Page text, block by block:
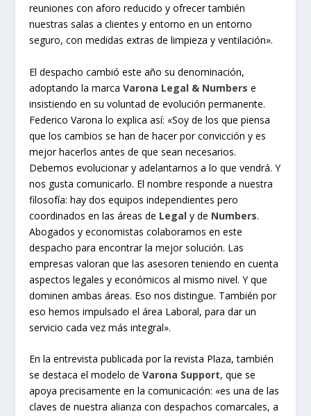
reuniones con aforo reducido y ofrecer también
nuestras salas a clientes y entorno en un entorno
seguro, con medidas extras de limpieza y ventilación».
El despacho cambió este año su denominación,
adoptando la marcaVarona Legal & Numbers e
insistiendo en su voluntad de evolución permanente.
Federico Varona lo explica así: «Soy de los que piensa
que los cambios se han de hacer por convicción y es
mejor hacerlos antes de que sean necesarios.
Debemos evolucionar y adelantarnos a lo que vendrá. Y
nos gusta comunicarlo. El nombre responde a nuestra
filosofía: hay dos equipos independientes pero
coordinados en las áreas de Legal y de Numbers.
Abogados y economistas colaboramos en este
despacho para encontrar la mejor solución. Las
empresas valoran que las asesoren teniendo en cuenta
aspectos legales y económicos al mismo nivel. Y que
dominen ambas áreas. Eso nos distingue. También por
eso hemos impulsado el área Laboral, para dar un
servicio cada vez más integral».
En la entrevista publicada por la revista Plaza, también
se destaca el modelo deVarona Support, que se
apoya precisamente en la comunicación: «es una de las
claves de nuestra alianza con despachos comarcales, a